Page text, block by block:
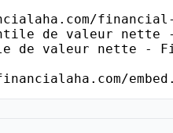
de valeur nette